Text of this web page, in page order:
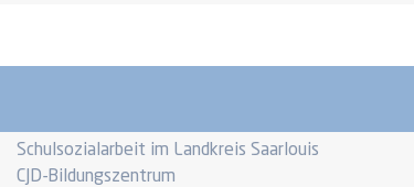
Schulsozialarbeit im Landkreis Saarlouis
CJD-Bildungszentrum